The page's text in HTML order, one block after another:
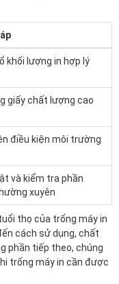
khối lượng in hợp lý
giấy chất lượng cao
điều kiện môi trường
và kiểm tra phần
xuyên
thọ của trống máy in
cách sử dụng, chất
phần tiếp theo, chúng
trống máy in cần được